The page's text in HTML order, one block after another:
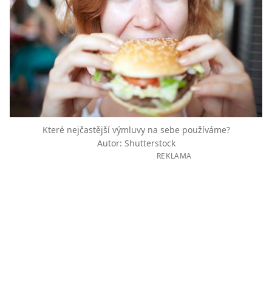
Které nejčastější výmluvy na sebe používáme?
Autor: Shutterstock
REKLAMA